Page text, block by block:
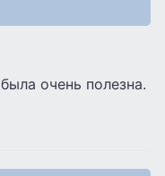
очень полезна.